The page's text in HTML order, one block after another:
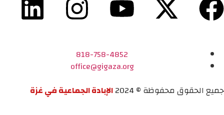
818-758-4852
office@gigaza.org
جميع الحقوق محفوظة © 2024
الإبادة الجماعية في غزة